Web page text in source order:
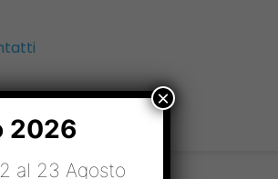
2026
al 23 Agosto
×